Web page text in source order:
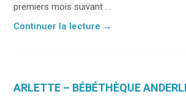
premiers mois suivant ...
Continuer la lecture →
ARLETTE – BÉBÉTHÈQUE